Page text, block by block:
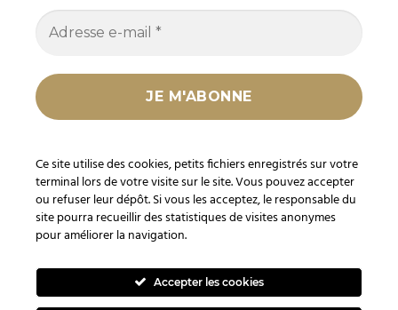
politique de confidentialitépour plus
d’informations.
En tant que Partenaire Amazon, je réalise un bénéfice sur les
Ce site utilise des cookies, petits fichiers enregistrés sur votre
terminal lors de votre visite sur le site. Vous pouvez accepter
ou refuser leur dépôt. Si vous les acceptez, le responsable du
site pourra recueillir des statistiques de visites anonymes
pour améliorer la navigation.
Accepter les cookies